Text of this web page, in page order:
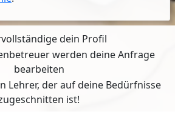
dein Profil
werden deine Anfrage
bearbeiten
Lehrer, der auf deine Bedürfnisse
ist!